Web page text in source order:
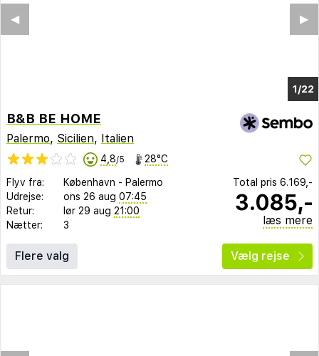
1/16
▶︎
◀︎
B&B BE HOME
Palermo, Sicilien, Italien
4,8/5 28°C
Flyv fra: København - Palermo
Udrejse:
ons 26 aug 07:45
Retur:
lør 29 aug 21:00
Nætter:
3
Total pris 6.169,-
3.085,-
læs mere
Flere valg Vælg rejse